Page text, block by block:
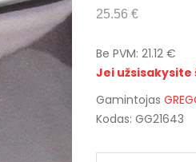
25.56 €
Be PVM: 21.12 €
Jei
Gamintojas
Kodas: GG21643